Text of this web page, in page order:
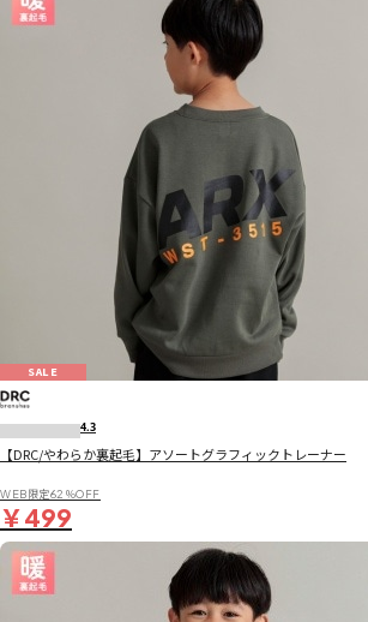
SALE
4.3
【DRC/やわらか裏起毛】アソートグラフィックトレーナー
WEB限定62％OFF
￥499